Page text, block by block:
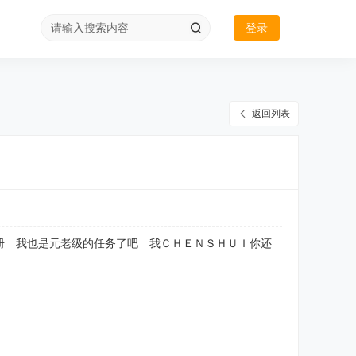
登录
返回列表
也是元老级的任务了吧 我ＣＨＥＮＳＨＵＩ你还